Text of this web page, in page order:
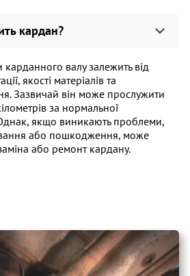
кардан?
карданного валу залежить від
якості матеріалів та
Зазвичай він може прослужити
за нормальної
Однак, якщо виникають проблеми,
або пошкодження, може
або ремонт кардану.